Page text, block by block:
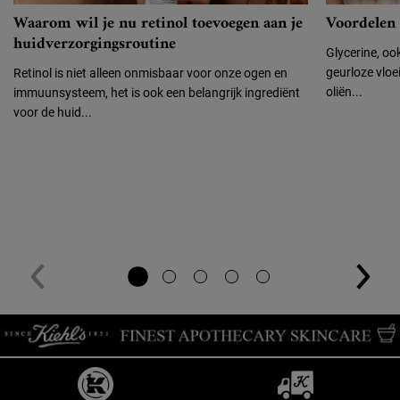
Waarom wil je nu retinol toevoegen aan je
huidverzorgingsroutine
Retinol is niet alleen onmisbaar voor onze ogen en
immuunsysteem, het is ook een belangrijk ingrediënt
voor de huid...
Glycerine,
geurloze
oliën...